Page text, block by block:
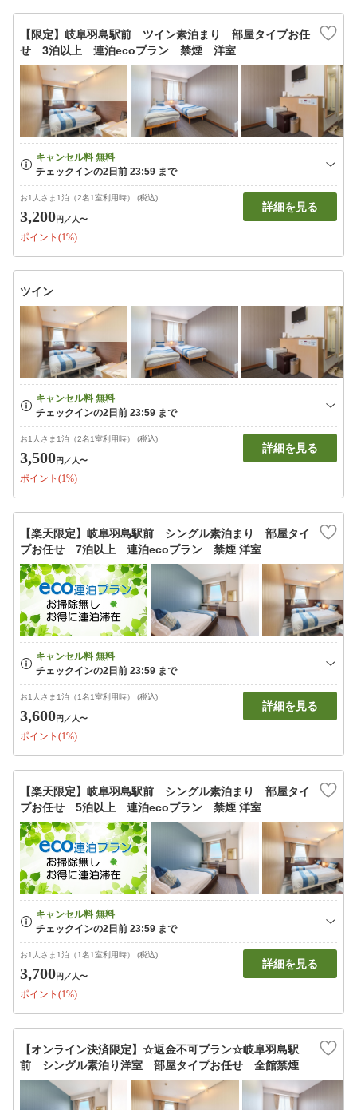
【限定】岐阜羽島駅前 ツイン素泊まり 部屋タイプお任
せ 3泊以上 連泊ecoプラン 禁煙 洋室
お1人さま1泊（2名1室利用時） (税込)
3,200円 ／人〜
ポイント(1%)
詳細を見る
ツイン
お1人さま1泊（2名1室利用時） (税込)
3,500円 ／人〜
ポイント(1%)
詳細を見る
【楽天限定】岐阜羽島駅前 シングル素泊まり 部屋タイ
プお任せ 7泊以上 連泊ecoプラン 禁煙 洋室
お1人さま1泊（1名1室利用時） (税込)
3,600円 ／人〜
ポイント(1%)
詳細を見る
【楽天限定】岐阜羽島駅前 シングル素泊まり 部屋タイ
プお任せ 5泊以上 連泊ecoプラン 禁煙 洋室
お1人さま1泊（1名1室利用時） (税込)
3,700円 ／人〜
ポイント(1%)
詳細を見る
【オンライン決済限定】☆返金不可プラン☆岐阜羽島駅
前 シングル素泊り洋室 部屋タイプお任せ 全館禁煙